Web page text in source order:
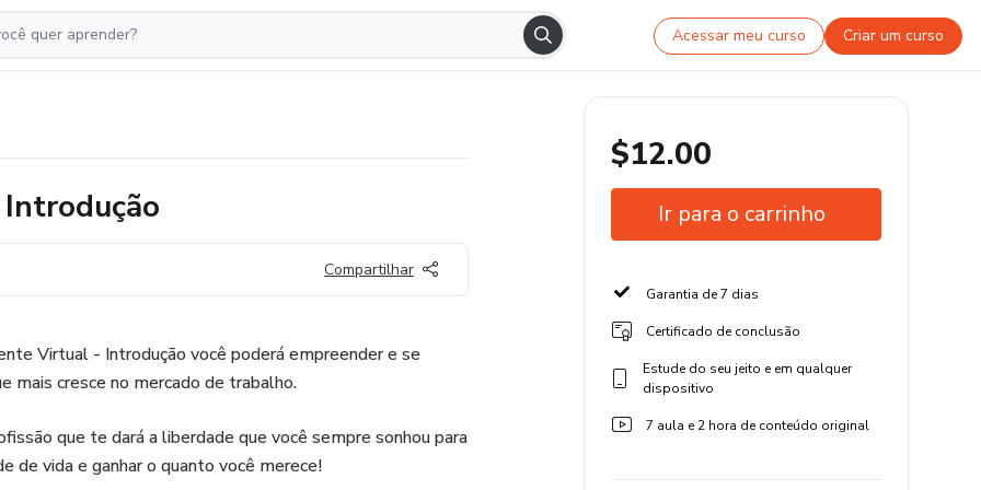
Acessar meu curso Criar um curso
Compartilhar
Virtual - Introdução você poderá empreender e se
mais cresce no mercado de trabalho.
que te dará a liberdade que você sempre sonhou para
de vida e ganhar o quanto você merece!
$12.00
Ir para o carrinho
Garantia de 7 dias
Certificado de conclusão
Estude do seu jeito e em qualquer
dispositivo
7 aula e 2 hora de conteúdo original